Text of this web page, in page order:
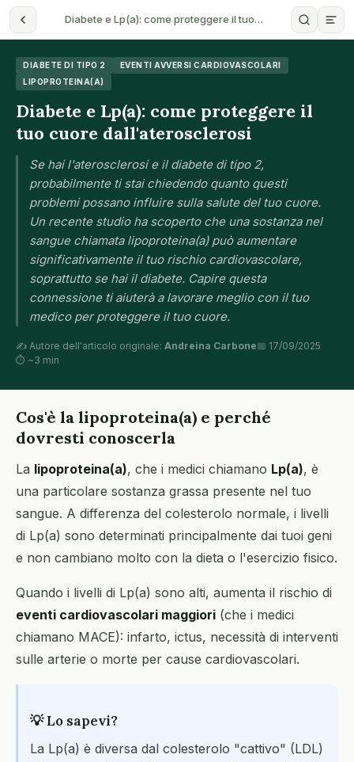
Diabete e Lp(a): come proteggere il tuo…
DIABETE DI TIPO 2
EVENTI AVVERSI CARDIOVASCOLARI
LIPOPROTEINA(A)
Diabete e Lp(a): come proteggere il
tuo cuore dall'aterosclerosi
Se hai l'aterosclerosi e il diabete di tipo 2,
probabilmente ti stai chiedendo quanto questi
problemi possano influire sulla salute del tuo cuore.
Un recente studio ha scoperto che una sostanza nel
sangue chiamata lipoproteina(a) può aumentare
significativamente il tuo rischio cardiovascolare,
soprattutto se hai il diabete. Capire questa
connessione ti aiuterà a lavorare meglio con il tuo
medico per proteggere il tuo cuore.
✍️ Autore dell'articolo originale: Andreina Carbone📅 17/09/2025
⏱ ~3 min
Cos'è la lipoproteina(a) e perché
dovresti conoscerla
La lipoproteina(a), che i medici chiamano Lp(a), è
una particolare sostanza grassa presente nel tuo
sangue. A differenza del colesterolo normale, i livelli
di Lp(a) sono determinati principalmente dai tuoi geni
e non cambiano molto con la dieta o l'esercizio fisico.
Quando i livelli di Lp(a) sono alti, aumenta il rischio di
eventi cardiovascolari maggiori (che i medici
chiamano MACE): infarto, ictus, necessità di interventi
sulle arterie o morte per cause cardiovascolari.
💡 Lo sapevi?
La Lp(a) è diversa dal colesterolo "cattivo" (LDL)